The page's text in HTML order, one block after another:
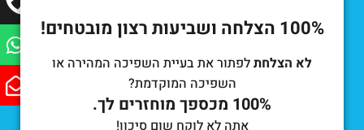
100% הצלחה ושביעות רצון מובטחים!
לא הצלחתלפתור את בעיית השפיכה המהירה או
השפיכה המוקדמת?
100% מכספך מוחזרים לך.